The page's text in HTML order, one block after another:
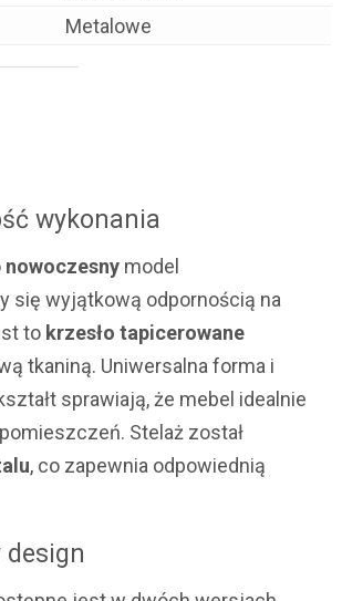
Metalowe
wykonania
nowoczesny model
się wyjątkową odpornością na
to krzesło tapicerowane
tkaniną. Uniwersalna forma i
sprawiają, że mebel idealnie
Stelaż został
, co zapewnia odpowiednią
design